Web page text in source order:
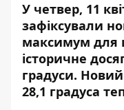
У четвер, 11
зафіксували
максимум для
історичне
градуси.
28,1 градуса